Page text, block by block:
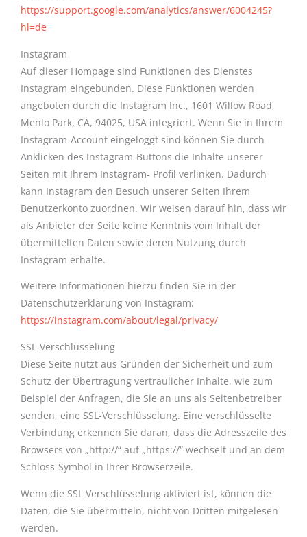
https://support.google.com/analytics/answer/6004245?
hl=de
Instagram
Auf dieser Hompage sind Funktionen des Dienstes
Instagram eingebunden. Diese Funktionen werden
angeboten durch die Instagram Inc., 1601 Willow Road,
Menlo Park, CA, 94025, USA integriert. Wenn Sie in Ihrem
Instagram-Account eingeloggt sind können Sie durch
Anklicken des Instagram-Buttons die Inhalte unserer
Seiten mit Ihrem Instagram- Profil verlinken. Dadurch
kann Instagram den Besuch unserer Seiten Ihrem
Benutzerkonto zuordnen. Wir weisen darauf hin, dass wir
als Anbieter der Seite keine Kenntnis vom Inhalt der
übermittelten Daten sowie deren Nutzung durch
Instagram erhalte.
Weitere Informationen hierzu finden Sie in der
Datenschutzerklärung von Instagram:
https://instagram.com/about/legal/privacy/
SSL-Verschlüsselung
Diese Seite nutzt aus Gründen der Sicherheit und zum
Schutz der Übertragung vertraulicher Inhalte, wie zum
Beispiel der Anfragen, die Sie an uns als Seitenbetreiber
senden, eine SSL-Verschlüsselung. Eine verschlüsselte
Verbindung erkennen Sie daran, dass die Adresszeile des
Browsers von „http://“ auf „https://“ wechselt und an dem
Schloss-Symbol in Ihrer Browserzeile.
Wenn die SSL Verschlüsselung aktiviert ist, können die
Daten, die Sie übermitteln, nicht von Dritten mitgelesen
werden.